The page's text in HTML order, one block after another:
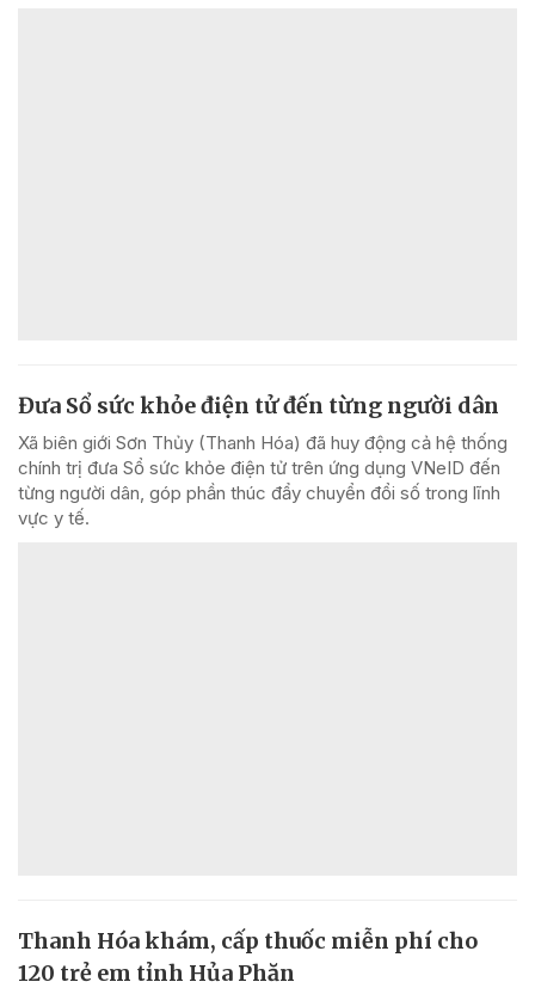
Đưa Sổ sức khỏe điện tử đến từng người dân
Xã biên giới Sơn Thủy (Thanh Hóa) đã huy động cả hệ thống
chính trị đưa Sổ sức khỏe điện tử trên ứng dụng VNeID đến
từng người dân, góp phần thúc đẩy chuyển đổi số trong lĩnh
vực y tế.
Thanh Hóa khám, cấp thuốc miễn phí cho
120 trẻ em tỉnh Hủa Phăn